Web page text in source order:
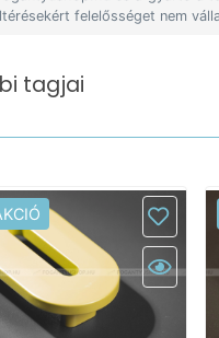
felelősséget nem
tagjai